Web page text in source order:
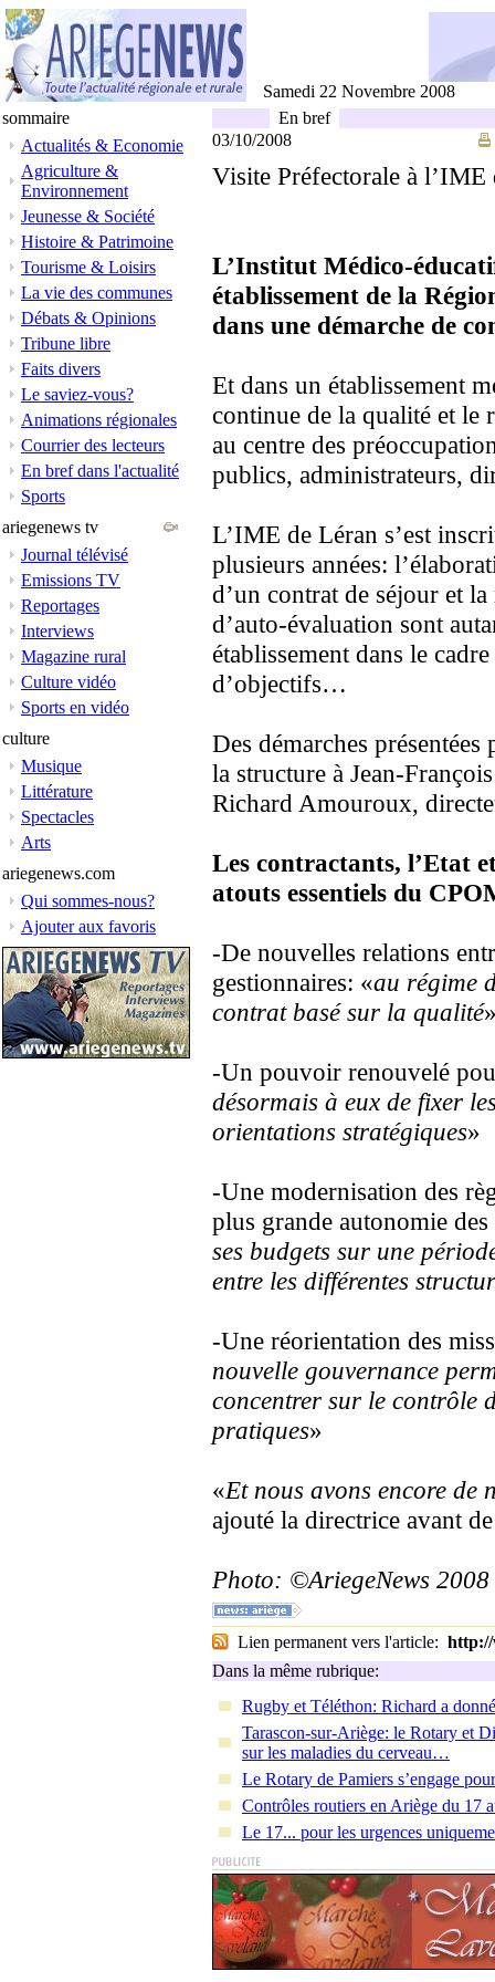
Samedi 22 Novembre 2008
sommaire
Actualités & Economie
Agriculture &
Environnement
Jeunesse & Société
Histoire & Patrimoine
Tourisme & Loisirs
La vie des communes
Débats & Opinions
Tribune libre
Faits divers
Le saviez-vous?
Animations régionales
Courrier des lecteurs
En bref dans l'actualité
Sports
ariegenews tv
Journal télévisé
Emissions TV
Reportages
Interviews
Magazine rural
Culture vidéo
Sports en vidéo
culture
Musique
Littérature
Spectacles
Arts
ariegenews.com
Qui sommes-nous?
Ajouter aux favoris
En bref
03/10/2008
Visite Préfectorale à l’IME
L’Institut Médico-
établissement de la
dans une démarche de
Et dans un établissement
continue de la qualité et le
au centre des
publics, administrateurs,
L’IME de Léran s’est
plusieurs années:
d’un contrat de séjour et
d’auto-évaluation sont
établissement dans le
d’objectifs…
Des démarches
la structure à Jean-
Richard Amouroux,
Les contractants, l’Etat
atouts essentiels du
-De nouvelles relations
gestionnaires: «au régime
contrat basé sur la qualité
-Un pouvoir renouvelé
désormais à eux de fixer
orientations stratégiques»
-Une modernisation des
plus grande autonomie
ses budgets sur une
entre les différentes
-Une réorientation des
nouvelle gouvernance
concentrer sur le contrôle
pratiques»
«Et nous avons encore de
ajouté la directrice avant
Photo: ©AriegeNews 2008
Lien permanent vers l'article: http://
Dans la même rubrique:
Rugby et Téléthon: Richard a
Tarascon-sur-Ariège: le Rotary et
sur les maladies du cerveau…
Le Rotary de Pamiers s’engage
Contrôles routiers en Ariège du 17
Le 17... pour les urgences